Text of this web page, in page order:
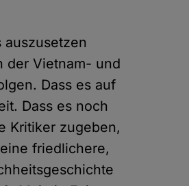
auszusetzen
der Vietnam- und
Dass es auf
Dass es noch
Kritiker zugeben,
friedlichere,